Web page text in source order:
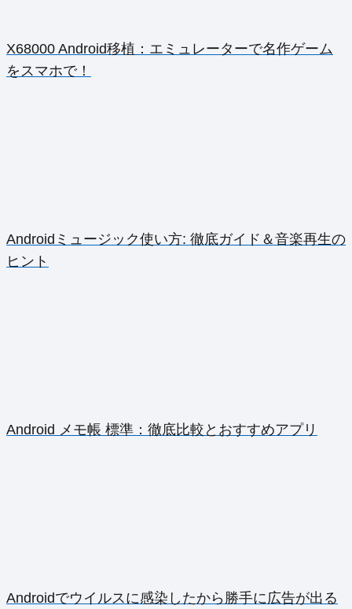
X68000 Android移植：エミュレーターで名作ゲーム
をスマホで！
Androidミュージック使い方: 徹底ガイド＆音楽再生の
ヒント
Android メモ帳 標準：徹底比較とおすすめアプリ
Androidでウイルスに感染したから勝手に広告が出る